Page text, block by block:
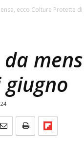
ecco Colture Protette di